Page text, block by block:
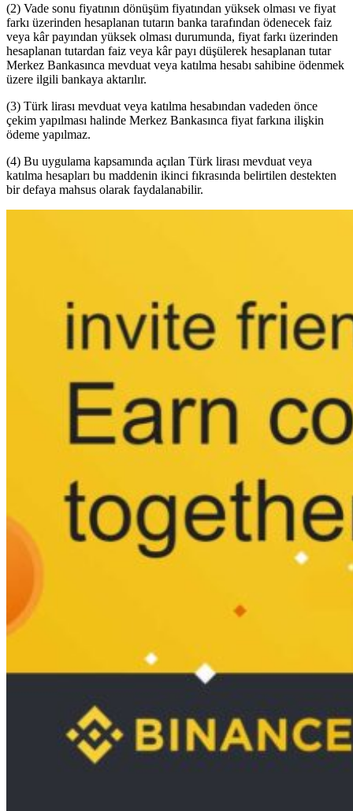
(2) Vade sonu fiyatının dönüşüm fiyatından yüksek olması ve fiyat
farkı üzerinden hesaplanan tutarın banka tarafından ödenecek faiz
veya kâr payından yüksek olması durumunda, fiyat farkı üzerinden
hesaplanan tutardan faiz veya kâr payı düşülerek hesaplanan tutar
Merkez Bankasınca mevduat veya katılma hesabı sahibine ödenmek
üzere ilgili bankaya aktarılır.
(3) Türk lirası mevduat veya katılma hesabından vadeden önce
çekim yapılması halinde Merkez Bankasınca fiyat farkına ilişkin
ödeme yapılmaz.
(4) Bu uygulama kapsamında açılan Türk lirası mevduat veya
katılma hesapları bu maddenin ikinci fıkrasında belirtilen destekten
bir defaya mahsus olarak faydalanabilir.